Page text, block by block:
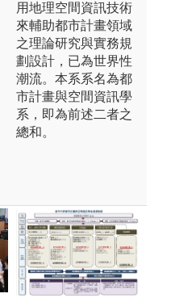
用地理空間資訊技術
來輔助都市計畫領域
之理論研究與實務規
劃設計，已為世界性
潮流。本系系名為都
市計畫與空間資訊學
系，即為前述二者之
總和。